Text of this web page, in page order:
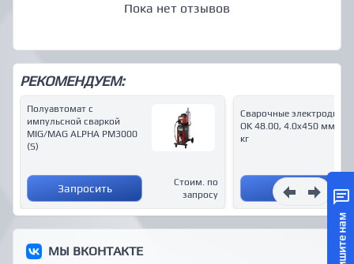
Пока нет отзывов
РЕКОМЕНДУЕМ:
Полуавтомат с
импульсной сваркой
MIG/MAG ALPHA PM3000
(S)
Запросить
Стоим. по
запросу
Сварочные электроды
OK 48.00, 4.0x450 мм, 6.2
кг
Купить
МЫ ВКОНТАКТЕ